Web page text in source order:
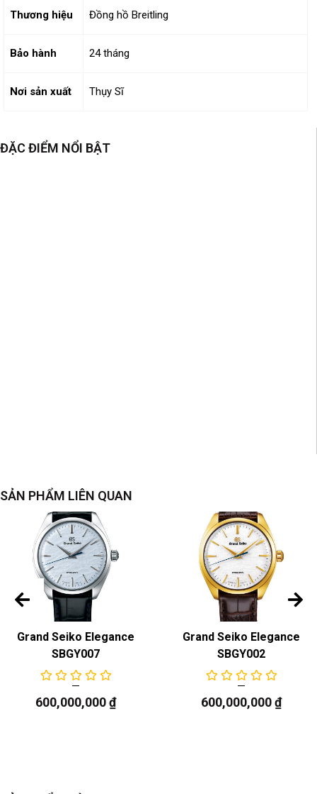
ĐẶC ĐIỂM NỔI BẬT
Thương hiệu Đồng hồ Breitling
Bảo hành 24 tháng
Nơi sản xuất Thụy Sĩ
SẢN PHẨM LIÊN QUAN
Grand Seiko Elegance
SBGY007
600,000,000₫
Grand Seiko Elegance
SBGY002
600,000,000₫